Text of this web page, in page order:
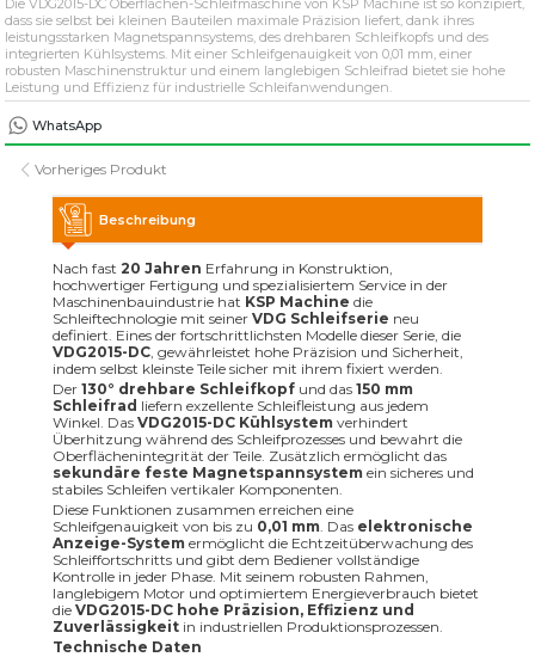
» Lösungsmittelbasierte industrielle
Teilewaschmaschinen
» Industrielle Sandstrahlmaschinen
Alle Rechte vorbehalten. Sämtliche auf dieser Website verwendeten Inhalte und
visuellen Elemente
gehören der KSP Machine, und eine unbefugte Nutzung kann rechtliche Schritte
nach sich ziehen.
Die VDG2015-DC Oberflächen-Schleifmaschine von KSP Machine ist so konzipiert,
dass sie selbst bei kleinen Bauteilen maximale Präzision liefert, dank ihres
leistungsstarken Magnetspannsystems, des drehbaren Schleifkopfs und des
integrierten Kühlsystems. Mit einer Schleifgenauigkeit von 0,01 mm, einer
robusten Maschinenstruktur und einem langlebigen Schleifrad bietet sie hohe
Leistung und Effizienz für industrielle Schleifanwendungen.
WhatsApp
Vorheriges Produkt
Beschreibung
Nach fast20 Jahren Erfahrung in Konstruktion,
hochwertiger Fertigung und spezialisiertem Service in der
Maschinenbauindustrie hat KSP Machine die
Schleiftechnologie mit seinerVDG Schleifserie neu
definiert. Eines der fortschrittlichsten Modelle dieser Serie, die
VDG2015-DC, gewährleistet hohe Präzision und Sicherheit,
indem selbst kleinste Teile sicher mit ihrem fixiert werden.
Der130° drehbare Schleifkopf und das150 mm
Schleifrad liefern exzellente Schleifleistung aus jedem
Winkel. DasVDG2015-DC Kühlsystem verhindert
Überhitzung während des Schleifprozesses und bewahrt die
Oberflächenintegrität der Teile. Zusätzlich ermöglicht das
sekundäre feste Magnetspannsystem ein sicheres und
stabiles Schleifen vertikaler Komponenten.
Diese Funktionen zusammen erreichen eine
Schleifgenauigkeit von bis zu 0,01 mm. Das elektronische
Anzeige-System ermöglicht die Echtzeitüberwachung des
Schleiffortschritts und gibt dem Bediener vollständige
Kontrolle in jeder Phase. Mit seinem robusten Rahmen,
langlebigem Motor und optimiertem Energieverbrauch bietet
dieVDG2015-DC hohe Präzision, Effizienz und
Zuverlässigkeit in industriellen Produktionsprozessen.
Technische Daten